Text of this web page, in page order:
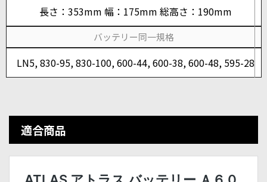
長さ：353mm 幅：175mm 総高さ：190mm
バッテリー同一規格
LN5, 830-95, 830-100, 600-44, 600-38, 600-48, 595-28
適合商品